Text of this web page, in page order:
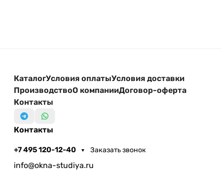
КаталогУсловия оплатыУсловия доставки
ПроизводствоО компанииДоговор-оферта
Контакты
Контакты
+7 495 120-12-40 Заказать звонок
info@okna-studiya.ru